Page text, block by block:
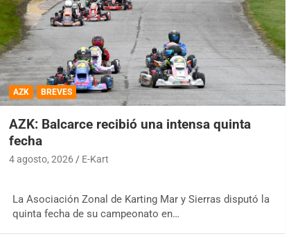
AZK BREVES
AZK: Balcarce recibió una intensa quinta
fecha
4 agosto, 2026 E-Kart
La Asociación Zonal de Karting Mar y Sierras disputó la
quinta fecha de su campeonato en…